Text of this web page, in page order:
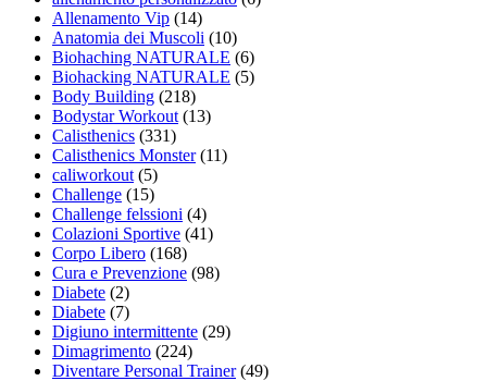
Allenamento Vip (14)
Anatomia dei Muscoli (10)
Biohaching NATURALE (6)
Biohacking NATURALE (5)
Body Building (218)
Bodystar Workout (13)
Calisthenics (331)
Calisthenics Monster(11)
caliworkout (5)
Challenge (15)
Challenge felssioni (4)
Colazioni Sportive (41)
Corpo Libero (168)
Cura e Prevenzione (98)
Diabete (2)
Diabete (7)
Digiuno intermittente (29)
Dimagrimento (224)
Diventare Personal Trainer(49)